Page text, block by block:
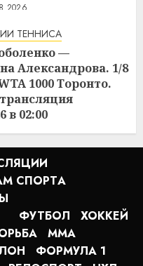
ТЕННИСА
—
Александрова. 1/8
1000 Торонто.
в 02:00
СПОРТA
ФУТБОЛ
ХОККЕЙ
MMA
ФОРМУЛА 1